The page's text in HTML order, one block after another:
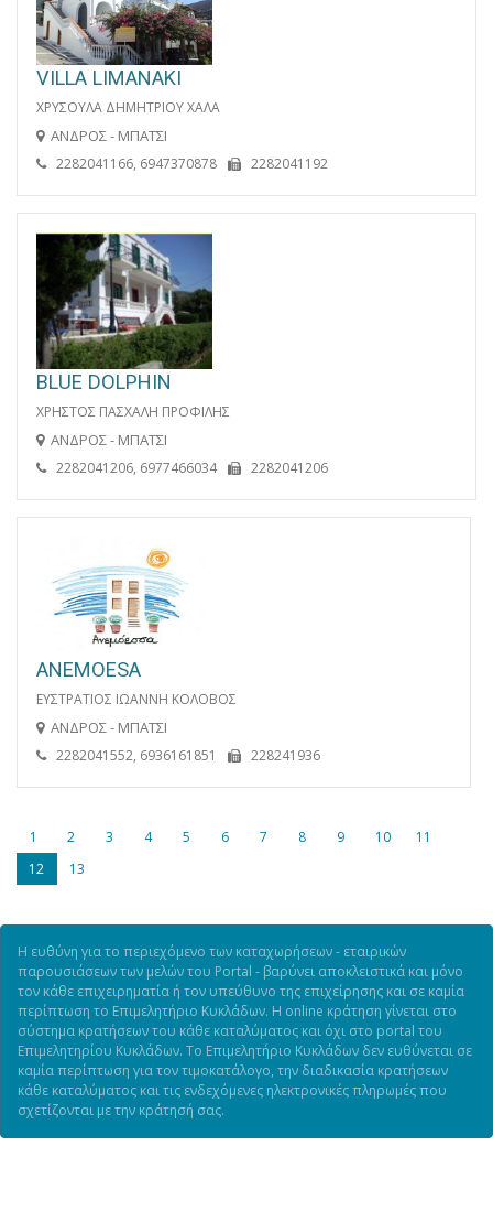
VILLA LIMANAKI
ΧΡΥΣΟΥΛΑ ΔΗΜΗΤΡΙΟΥ ΧΑΛΑ
ΑΝΔΡΟΣ - ΜΠΑΤΣΙ
2282041166, 6947370878 2282041192
BLUE DOLPHIN
ΧΡΗΣΤΟΣ ΠΑΣΧΑΛΗ ΠΡΟΦΙΛΗΣ
ΑΝΔΡΟΣ - ΜΠΑΤΣΙ
2282041206, 6977466034 2282041206
ANEMOESA
ΕΥΣΤΡΑΤΙΟΣ ΙΩΑΝΝΗ ΚΟΛΟΒΟΣ
ΑΝΔΡΟΣ - ΜΠΑΤΣΙ
2282041552, 6936161851 228241936
1 2 3 4 5 6 7 8 9 10
11
12
13
Η ευθύνη για το περιεχόμενο των καταχωρήσεων - εταιρικών
παρουσιάσεων των μελών του Portal - βαρύνει αποκλειστικά και μόνο
τον κάθε επιχειρηματία ή τον υπεύθυνο της επιχείρησης και σε καμία
περίπτωση το Επιμελητήριο Κυκλάδων. Η online κράτηση γίνεται στο
σύστημα κρατήσεων του κάθε καταλύματος και όχι στο portal του
Επιμελητηρίου Κυκλάδων. Το Επιμελητήριο Κυκλάδων δεν ευθύνεται σε
καμία περίπτωση για τον τιμοκατάλογο, την διαδικασία κρατήσεων
κάθε καταλύματος και τις ενδεχόμενες ηλεκτρονικές πληρωμές που
σχετίζονται με την κράτησή σας.